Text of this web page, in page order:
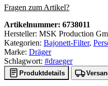
Fragen zum Artikel?
Artikelnummer: 6738011
Kategorien: Bajonett-Filter,
Schlagwort: #draeger
Hersteller: MSK Production
Marke: Dräger
Produktdetails